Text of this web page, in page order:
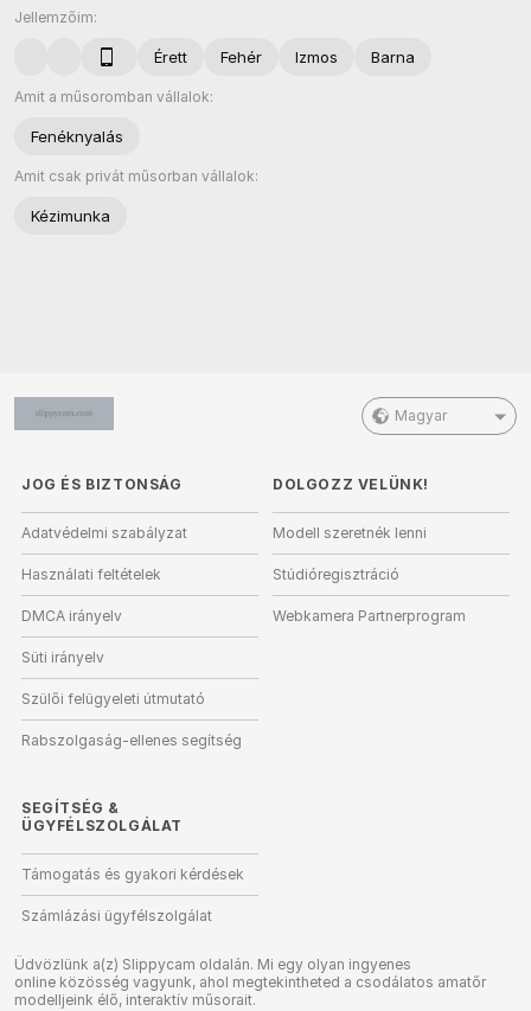
Jellemzőim:
Érett Fehér Izmos Barna
Amit a műsoromban vállalok:
Fenéknyalás
Amit csak privát műsorban vállalok:
Kézimunka
Magyar
JOG ÉS BIZTONSÁG
Adatvédelmi szabályzat
Használati feltételek
DMCA irányelv
Süti irányelv
Szülői felügyeleti útmutató
Rabszolgaság-ellenes segítség
DOLGOZZ VELÜNK!
Modell szeretnék lenni
Stúdióregisztráció
Webkamera Partnerprogram
SEGÍTSÉG &
ÜGYFÉLSZOLGÁLAT
Támogatás és gyakori kérdések
Számlázási ügyfélszolgálat
Üdvözlünk a(z) Slippycam oldalán. Mi egy olyan ingyenes
online közösség vagyunk, ahol megtekintheted a csodálatos amatőr
modelljeink élő, interaktív műsorait.